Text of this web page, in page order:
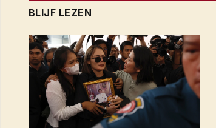
BLIJF LEZEN